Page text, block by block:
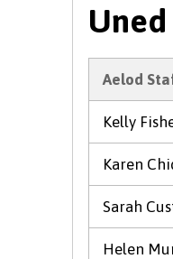
Aelod
Kelly
Karen
Sarah
Helen